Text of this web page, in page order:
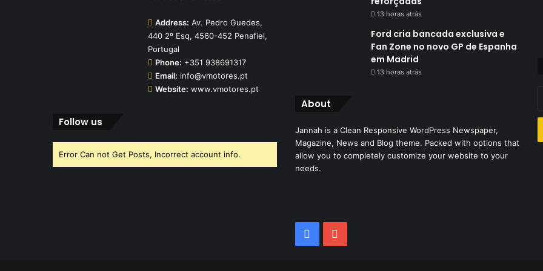
Address: Av. Pedro Guedes,
440 2º Esq, 4560-452 Penafiel,
Portugal
Phone: +351 938691317
Email: info@vmotores.pt
Website: www.vmotores.pt
Follow us
Error Can not Get Posts, Incorrect account info.
13 horas atrás
Ford cria bancada exclusiva e
Fan Zone no novo GP de Espanha
em Madrid
13 horas atrás
About
Jannah is a Clean Responsive WordPress Newspaper,
Magazine, News and Blog theme. Packed with options that
allow you to completely customize your website to your
needs.
Facebook